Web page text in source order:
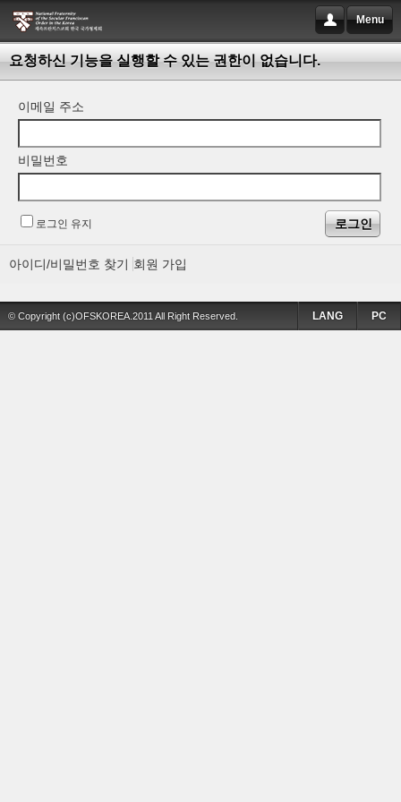
Menu
요청하신 기능을 실행할 수 있는 권한이 없습니다.
이메일 주소
비밀번호
로그인 유지
아이디/비밀번호 찾기 회원 가입
© Copyright (c)OFSKOREA.2011 All Right Reserved. PC
LANG